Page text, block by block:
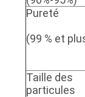
Pureté
(99 % et
Taille des
particules